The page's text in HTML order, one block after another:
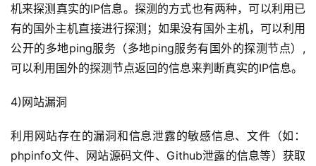
机来探测真实的IP信息。探测的方式也有两种，可以利用已
有的国外主机直接进行探测；如果没有国外主机，可以利用
公开的多地ping服务（多地ping服务有国外的探测节点）,
可以利用国外的探测节点返回的信息来判断真实的IP信息。
4)网站漏洞
利用网站存在的漏洞和信息泄露的敏感信息、文件（如：
phpinfo文件、网站源码文件、Github泄露的信息等）获取